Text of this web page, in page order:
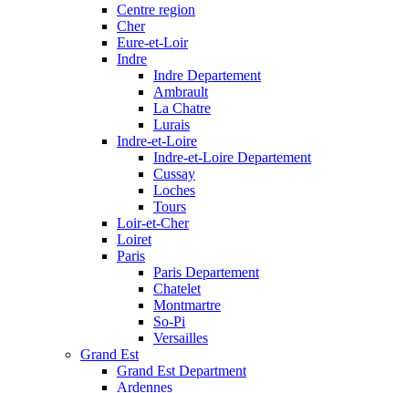
Centre region
Cher
Eure-et-Loir
Indre
Indre Departement
Ambrault
La Chatre
Lurais
Indre-et-Loire
Indre-et-Loire Departement
Cussay
Loches
Tours
Loir-et-Cher
Loiret
Paris
Paris Departement
Chatelet
Montmartre
So-Pi
Versailles
Grand Est
Grand Est Department
Ardennes